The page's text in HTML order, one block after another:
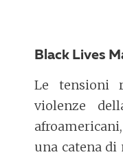
Black Lives
Le tensioni
violenze
una catena